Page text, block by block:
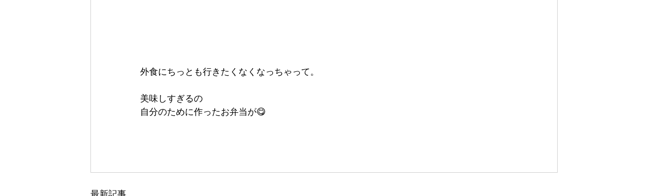
外食にちっとも行きたくなくなっちゃって。
美味しすぎるの
自分のために作ったお弁当が😋